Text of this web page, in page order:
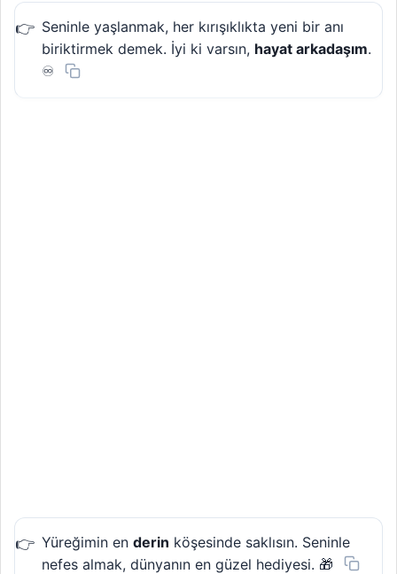
Seninle yaşlanmak, her kırışıklıkta yeni bir anı
biriktirmek demek. İyi ki varsın, hayat arkadaşım.
♾️
Yüreğimin en derin köşesinde saklısın. Seninle
nefes almak, dünyanın en güzel hediyesi. 🎁